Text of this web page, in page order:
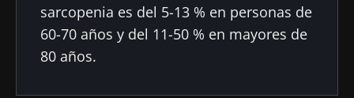
sarcopenia es del 5-13 % en personas de
60-70 años y del 11-50 % en mayores de
80 años.